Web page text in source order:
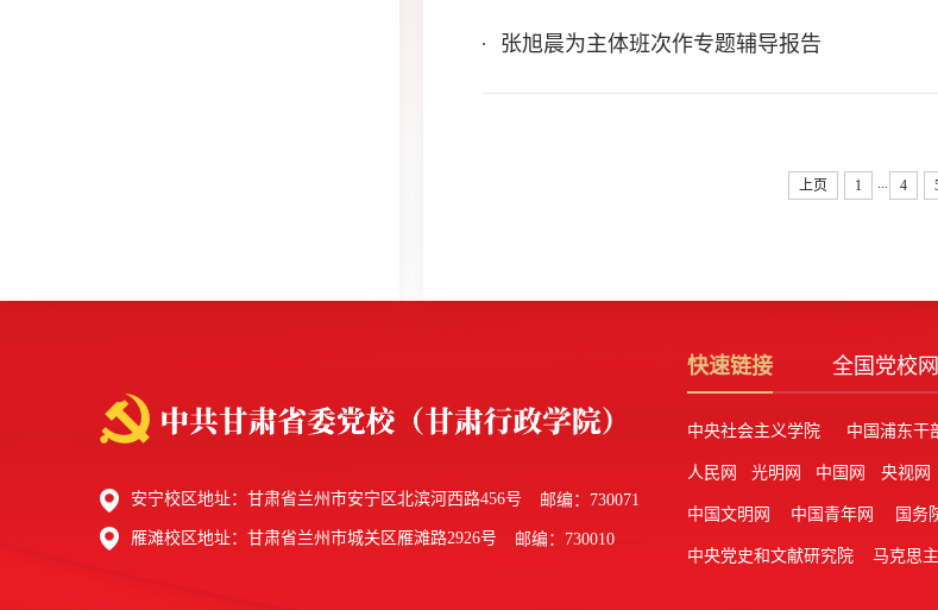
张旭晨为主体班次作专题辅导报告
上页 1 ... 4
安宁校区地址：甘肃省兰州市安宁区北滨河西路456号 邮编：730071
雁滩校区地址：甘肃省兰州市城关区雁滩路2926号 邮编：730010
快速链接 全国党校
中央社会主义学院 中国浦东干
人民网 光明网 中国网 央视网
中国文明网 中国青年网 国务
中央党史和文献研究院 马克思